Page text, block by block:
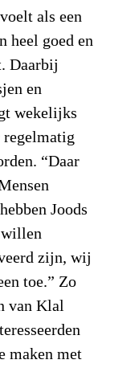
als een
heel goed en
Daarbij
en
wekelijks
regelmatig
“Daar
Joods
willen
zijn, wij
toe.” Zo
van Klal
maken met